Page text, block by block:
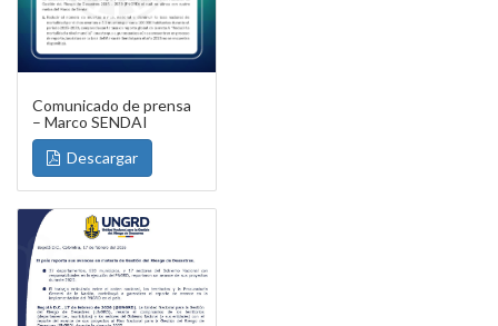
Comunicado de prensa
– Marco SENDAI
Descargar